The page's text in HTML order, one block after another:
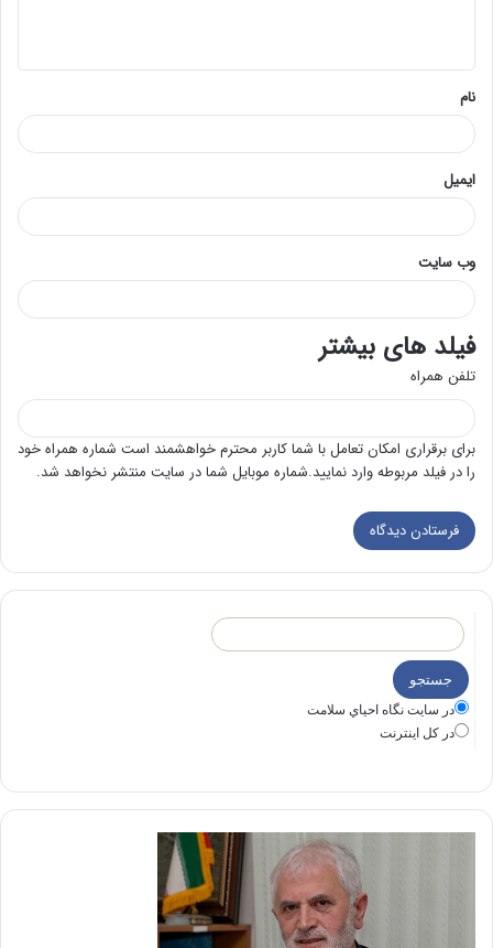
*
نام
ایمیل
وب‌ سایت
فیلد های بیشتر
تلفن همراه
برای برقراری امکان تعامل با شما کاربر محترم خواهشمند است شماره همراه خود
را در فیلد مربوطه وارد نمایید.شماره موبایل شما در سایت منتشر نخواهد شد.
در سايت نگاه احياي سلامت
در كل اينترنت